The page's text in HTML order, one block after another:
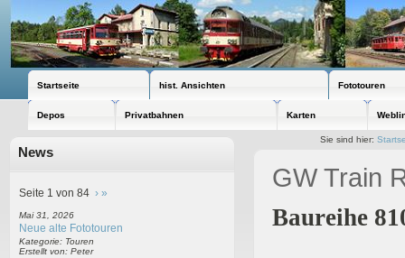
Startseite hist. Ansichten Fototouren
Depos Privatbahnen Karten
Sie sind hier:
News
Seite 1 von 84 › »
Mai 31, 2026
Neue alte Fototouren
Kategorie: Touren
Erstellt von: Peter
GW Train
Baureihe